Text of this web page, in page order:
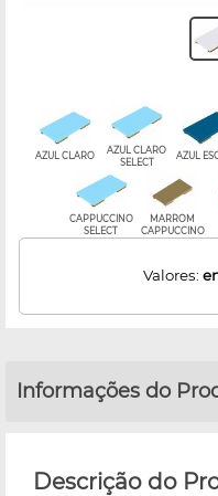
AZUL CLARO
AZUL CLARO
SELECT
AZUL
CAPPUCCINO
SELECT
MARROM
CAPPUCCINO
Valores:
Informações do
Descrição do